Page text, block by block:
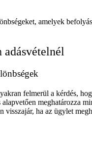
amelyek
felmerül a kérdés,
meghatározza
visszajár, ha az ügylet